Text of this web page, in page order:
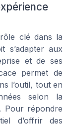
clé dans la
s’adapter aux
et de ses
permet de
l’outil, tout en
selon la
Pour répondre
d’offrir des